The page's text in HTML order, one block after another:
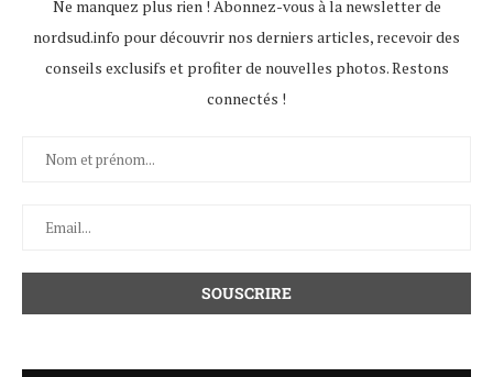
Ne manquez plus rien ! Abonnez-vous à la newsletter de
nordsud.info pour découvrir nos derniers articles, recevoir des
conseils exclusifs et profiter de nouvelles photos. Restons
connectés !